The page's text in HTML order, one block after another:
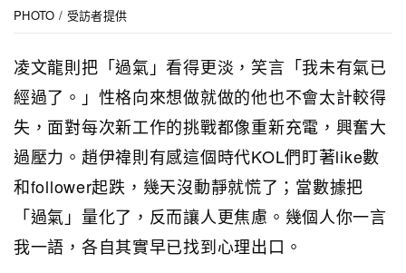
PHOTO / 受訪者提供
凌文龍則把「過氣」看得更淡，笑言「我未有氣已
經過了。」性格向來想做就做的他也不會太計較得
失，面對每次新工作的挑戰都像重新充電，興奮大
過壓力。趙伊禕則有感這個時代KOL們盯著like數
和follower起跌，幾天沒動靜就慌了；當數據把
「過氣」量化了，反而讓人更焦慮。幾個人你一言
我一語，各自其實早已找到心理出口。